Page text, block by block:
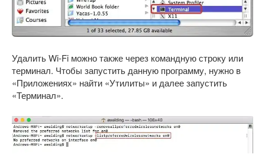
Удалить Wi-Fi можно также через командную строку или
терминал. Чтобы запустить данную программу, нужно в
«Приложениях» найти «Утилиты» и далее запустить
«Терминал».